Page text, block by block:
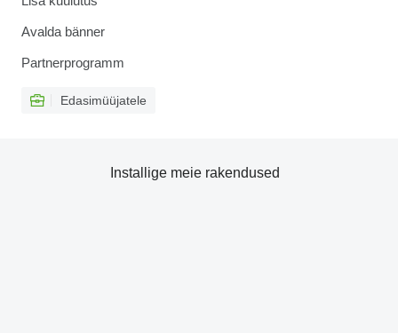
Avalda bänner
Partnerprogramm
Edasimüüjatele
Installige meie rakendused